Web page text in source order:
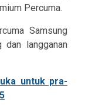
Percuma.
Samsung
dan langganan